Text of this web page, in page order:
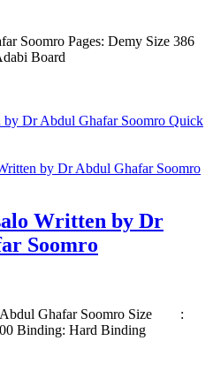
Soomro Pages: Demy Size 386
Board
Quick
Written by Dr
Soomro
Abdul Ghafar Soomro Size :
Binding: Hard Binding